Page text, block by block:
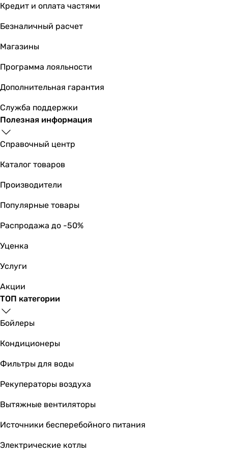
Кредит и оплата частями
Безналичный расчет
Магазины
Программа лояльности
Дополнительная гарантия
Служба поддержки
Полезная информация
Справочный центр
Каталог товаров
Производители
Популярные товары
Распродажа до -50%
Уценка
Услуги
Акции
ТОП категории
Бойлеры
Кондиционеры
Фильтры для воды
Рекуператоры воздуха
Вытяжные вентиляторы
Источники бесперебойного питания
Электрические котлы